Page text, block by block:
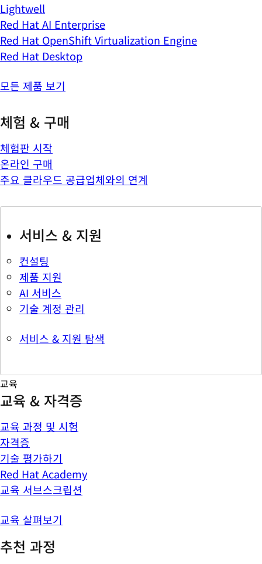
Lightwell
Red Hat AI Enterprise
Red Hat OpenShift Virtualization Engine
Red Hat Desktop
모든 제품 보기
체험 & 구매
체험판 시작
온라인 구매
주요 클라우드 공급업체와의 연계
서비스 & 지원
컨설팅
제품 지원
AI 서비스
기술 계정 관리
서비스 & 지원 탐색
교육
교육 & 자격증
교육 과정 및 시험
자격증
기술 평가하기
Red Hat Academy
교육 서브스크립션
교육 살펴보기
추천 과정